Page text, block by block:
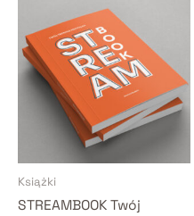
Książki
STREAMBOOK Twój